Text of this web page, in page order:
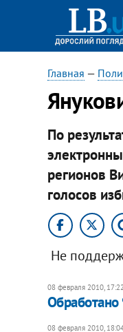
Главная —
По
регионов
голосов
Не
08 февраля 2010, 17:22
08 февраля 2010,